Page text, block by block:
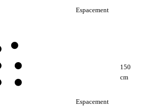
Espacement
Espacement
150
cm